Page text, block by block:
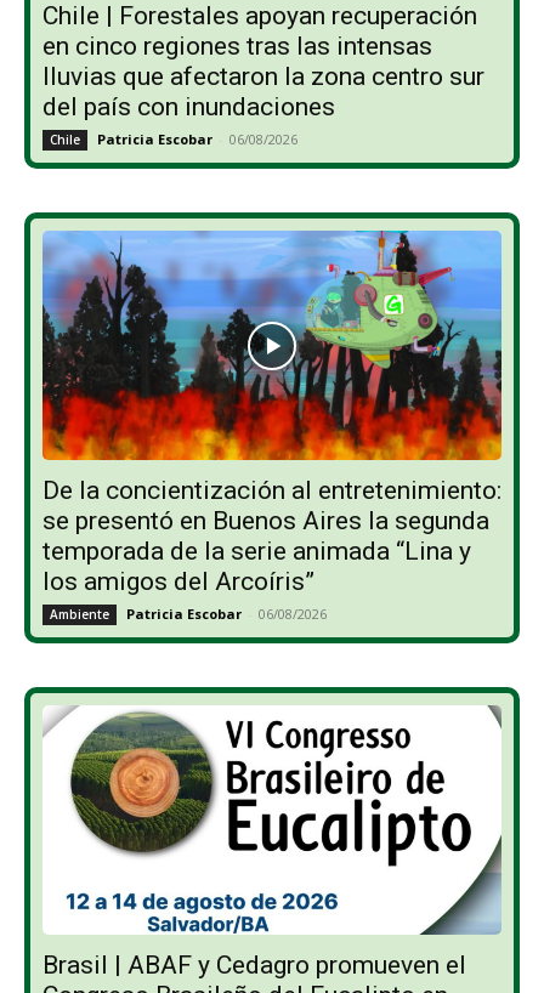
Chile | Forestales apoyan recuperación
en cinco regiones tras las intensas
lluvias que afectaron la zona centro sur
del país con inundaciones
Chile Patricia Escobar - 06/08/2026
De la concientización al entretenimiento:
se presentó en Buenos Aires la segunda
temporada de la serie animada “Lina y
los amigos del Arcoíris”
Ambiente Patricia Escobar - 06/08/2026
Brasil | ABAF y Cedagro promueven el